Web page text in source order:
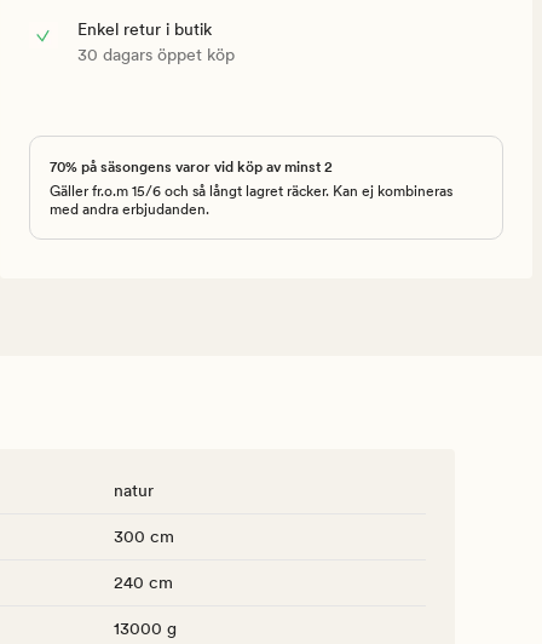
Enkel retur i butik
30 dagars öppet köp
70% på säsongens varor vid köp av minst 2
Gäller fr.o.m 15/6 och så långt lagret räcker. Kan ej kombineras
med andra erbjudanden.
natur
300 cm
240 cm
13000 g